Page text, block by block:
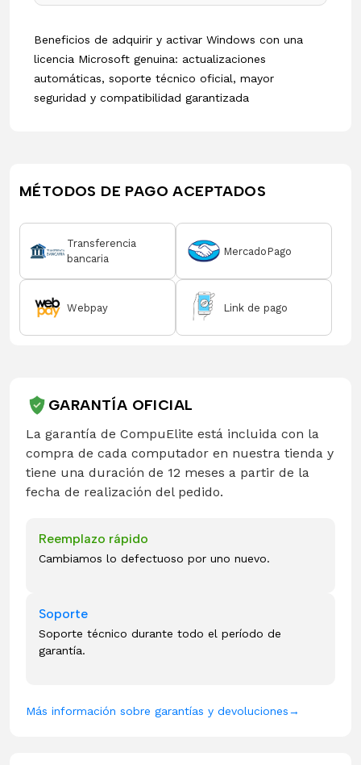
Beneficios de adquirir y activar Windows con una
licencia Microsoft genuina: actualizaciones
automáticas, soporte técnico oficial, mayor
seguridad y compatibilidad garantizada
MÉTODOS DE PAGO ACEPTADOS
Transferencia
bancaria
MercadoPago
Webpay Link de pago
GARANTÍA OFICIAL
La garantía de CompuElite está incluida con la
compra de cada computador en nuestra tienda y
tiene una duración de 12 meses a partir de la
fecha de realización del pedido.
Reemplazo rápido
Cambiamos lo defectuoso por uno nuevo.
Soporte
Soporte técnico durante todo el período de
garantía.
Más información sobre garantías y devoluciones→